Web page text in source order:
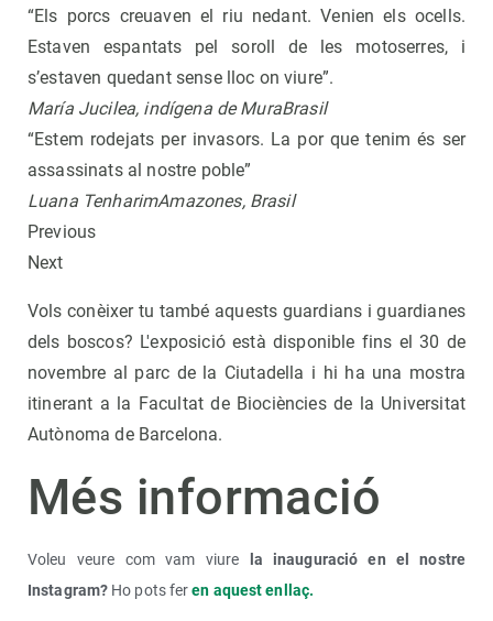
“Els porcs creuaven el riu nedant. Venien els ocells.
Estaven espantats pel soroll de les motoserres, i
s’estaven quedant sense lloc on viure”.
María Jucilea, indígena de MuraBrasil
“Estem rodejats per invasors. La por que tenim és ser
assassinats al nostre poble”
Luana TenharimAmazones, Brasil
Previous
Next
Vols conèixer tu també aquests guardians i guardianes
dels boscos? L'exposició està disponible fins el 30 de
novembre al parc de la Ciutadella i hi ha una mostra
itinerant a la Facultat de Biociències de la Universitat
Autònoma de Barcelona.
Més informació
Voleu veure com vam viure la inauguració en el nostre
Instagram? Ho pots feren aquest enllaç.